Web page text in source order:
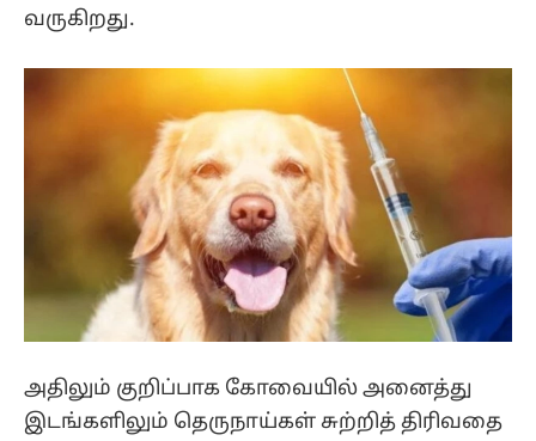
வருகிறது.
அதிலும் குறிப்பாக கோவையில் அனைத்து
இடங்களிலும் தெருநாய்கள் சுற்றித் திரிவதை